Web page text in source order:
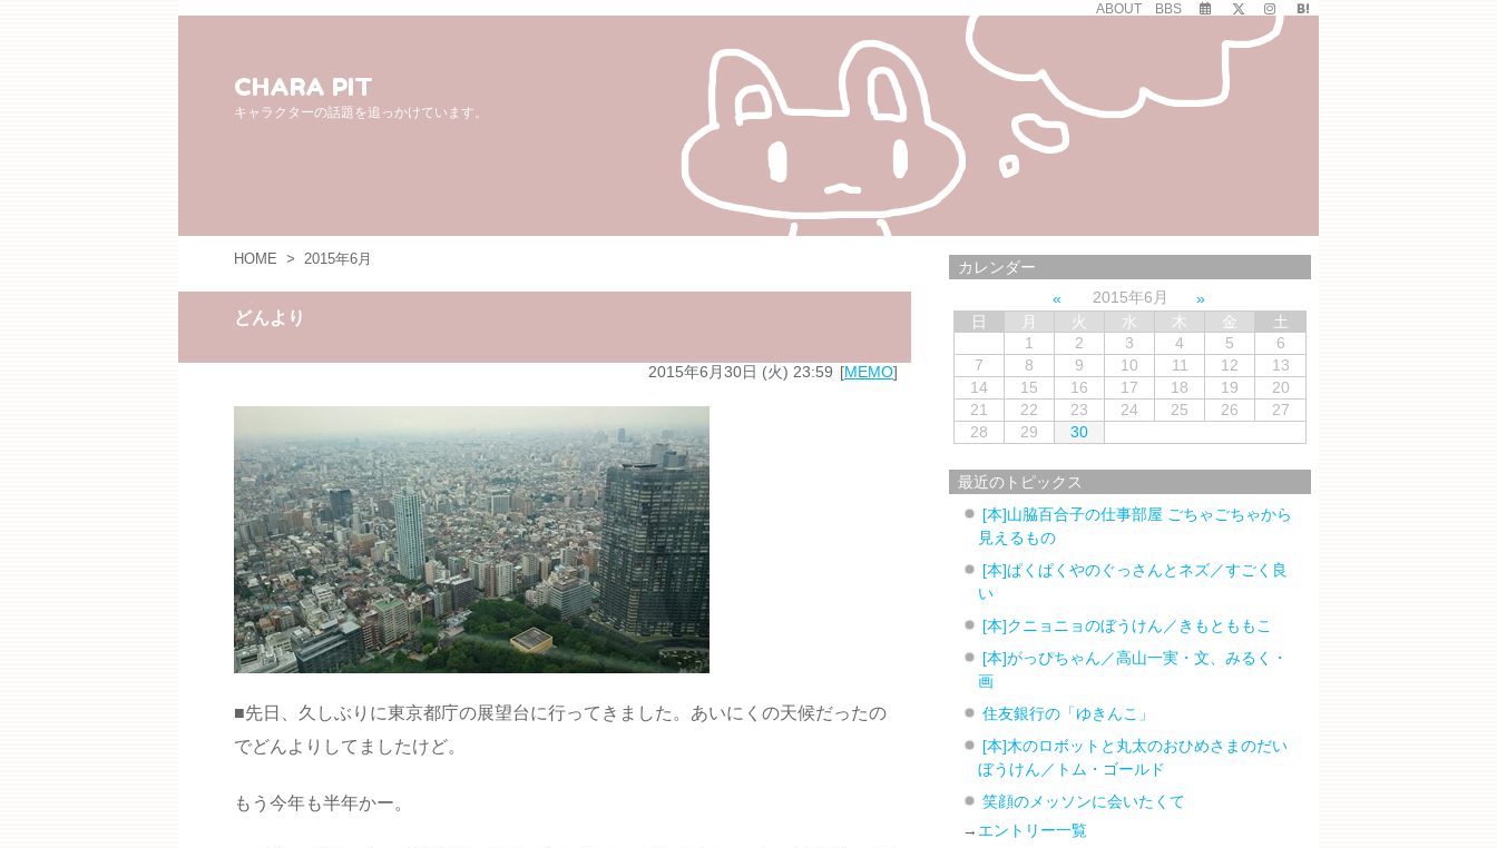
ABOUT BBS
CHARA PIT
キャラクターの話題を追っかけています。
HOME > 2015年6月
どんより
2015年6月30日 (火) 23:59 MEMO
■先日、久しぶりに東京都庁の展望台に行ってきました。あいにくの天候だったの
でどんよりしてましたけど。
もう今年も半年かー。
カレンダー
2015年6月
日
月 火 水 木 金
土
1
2 3 4 5
6
7
8 9 10 11 12
13
14
15 16 17 18 19
20
21
22 23 24 25 26
27
28
29 30
最近のトピックス
[本]山脇百合子の仕事部屋 ごちゃごちゃから
見えるもの
[本]ぱくぱくやのぐっさんとネズ／すごく良
い
[本]クニョニョのぼうけん／きもとももこ
[本]がっぴちゃん／高山一実・文、みるく・
画
住友銀行の「ゆきんこ」
[本]木のロボットと丸太のおひめさまのだい
ぼうけん／トム・ゴールド
笑顔のメッソンに会いたくて
→ エントリー一覧